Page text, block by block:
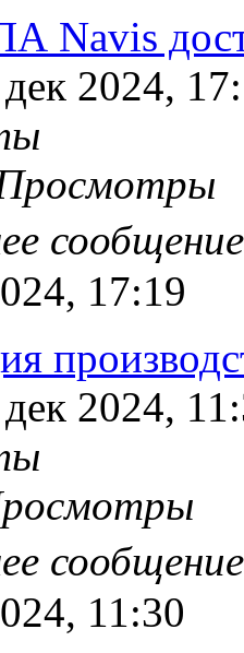
Navis
2024,
17:19
2024,
11:30